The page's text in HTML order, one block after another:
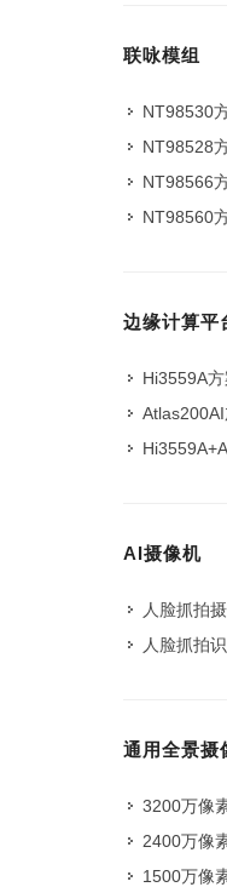
联咏模组
NT98530
NT98528
NT98566
NT98560
边缘计算平
Hi3559A
AI摄像机
人脸抓拍
人脸抓拍
通用全景摄
3200万像
2400万像
1500万像